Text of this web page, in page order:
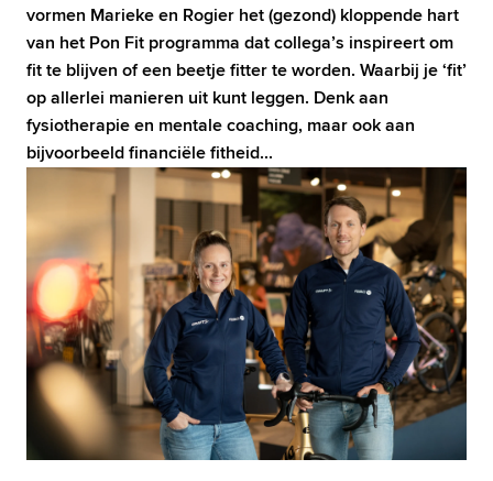
vormen Marieke en Rogier het (gezond) kloppende hart
van het Pon Fit programma dat collega’s inspireert om
fit te blijven of een beetje fitter te worden. Waarbij je ‘fit’
op allerlei manieren uit kunt leggen. Denk aan
fysiotherapie en mentale coaching, maar ook aan
bijvoorbeeld financiële fitheid...